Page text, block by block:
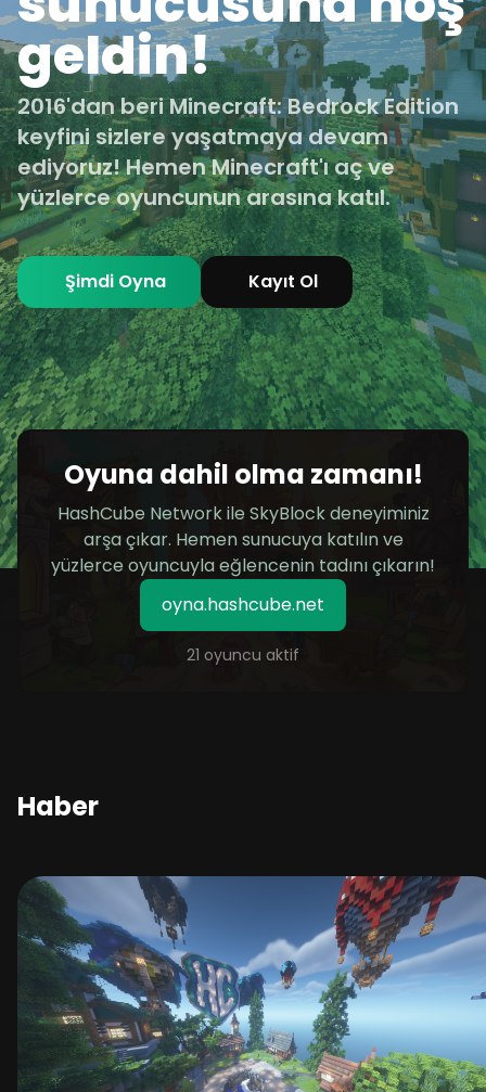
geldin!
2016'dan beri Minecraft: Bedrock Edition
keyfini sizlere yaşatmaya devam
ediyoruz! Hemen Minecraft'ı aç ve
yüzlerce oyuncunun arasına katıl.
Şimdi Oyna Kayıt Ol
Oyuna dahil olma zamanı!
HashCube Network ile SkyBlock deneyiminiz
arşa çıkar. Hemen sunucuya katılın ve
yüzlerce oyuncuyla eğlencenin tadını çıkarın!
oyna.hashcube.net
21 oyuncu aktif
Haber